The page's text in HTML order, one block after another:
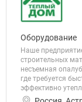
Оборудование
Наше
строительных
несъемная
где требуется
эффективно